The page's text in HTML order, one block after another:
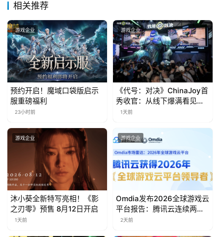
届
金
茶
奖
7
月
0
游
茶
对
相关推荐
游戏企业
预约开启！魔域口袋版启示
服重磅福利
23小时前
游戏企业
《代号：对决》ChinaJoy首
秀收官：从线下爆满看见玩
家的真实期待
1天前
游戏企业
沐小葵全新特写亮相！《影
之刃零》预售 8月12日开启
1天前
游戏企业
Omdia发布2026全球游戏云
平台报告：腾讯云连续两年
入选“领导者”象限
2天前